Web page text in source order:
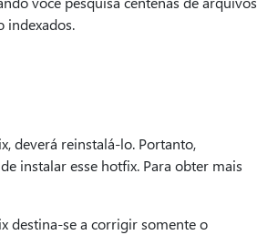
indexados.
deverá reinstalá-lo. Portanto,
instalar esse hotfix. Para obter mais
destina-se a corrigir somente o